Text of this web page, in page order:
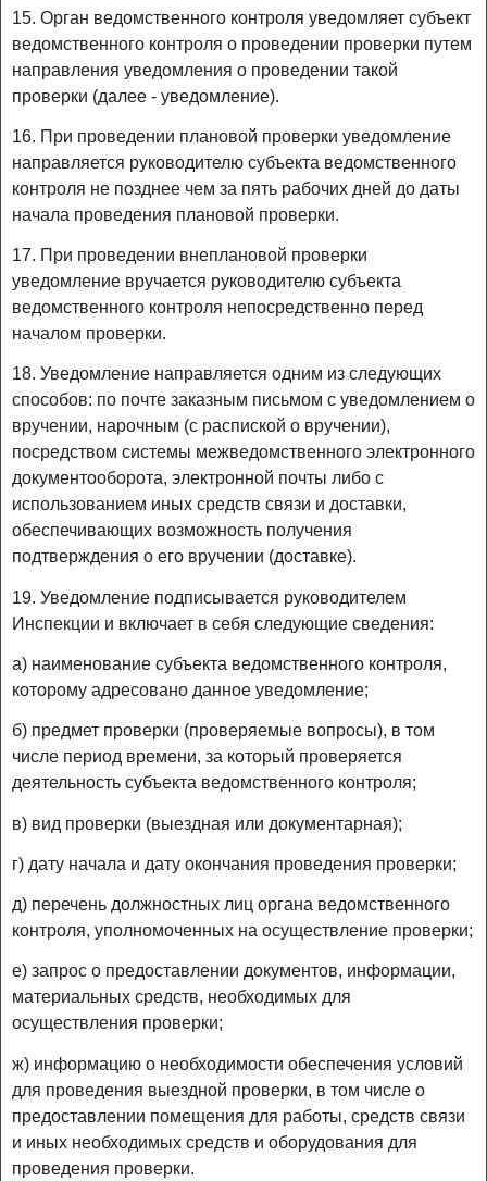
15. Орган ведомственного контроля уведомляет субъект
ведомственного контроля о проведении проверки путем
направления уведомления о проведении такой
проверки (далее - уведомление).
16. При проведении плановой проверки уведомление
направляется руководителю субъекта ведомственного
контроля не позднее чем за пять рабочих дней до даты
начала проведения плановой проверки.
17. При проведении внеплановой проверки
уведомление вручается руководителю субъекта
ведомственного контроля непосредственно перед
началом проверки.
18. Уведомление направляется одним из следующих
способов: по почте заказным письмом с уведомлением о
вручении, нарочным (с распиской о вручении),
посредством системы межведомственного электронного
документооборота, электронной почты либо с
использованием иных средств связи и доставки,
обеспечивающих возможность получения
подтверждения о его вручении (доставке).
19. Уведомление подписывается руководителем
Инспекции и включает в себя следующие сведения:
а) наименование субъекта ведомственного контроля,
которому адресовано данное уведомление;
б) предмет проверки (проверяемые вопросы), в том
числе период времени, за который проверяется
деятельность субъекта ведомственного контроля;
в) вид проверки (выездная или документарная);
г) дату начала и дату окончания проведения проверки;
д) перечень должностных лиц органа ведомственного
контроля, уполномоченных на осуществление проверки;
е) запрос о предоставлении документов, информации,
материальных средств, необходимых для
осуществления проверки;
ж) информацию о необходимости обеспечения условий
для проведения выездной проверки, в том числе о
предоставлении помещения для работы, средств связи
и иных необходимых средств и оборудования для
проведения проверки.